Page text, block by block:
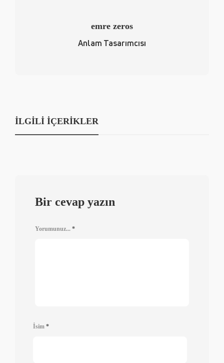
emre zeros
Anlam Tasarımcısı
İLGILI İÇERIKLER
Bir cevap yazın
Yorumunuz... *
İsim *